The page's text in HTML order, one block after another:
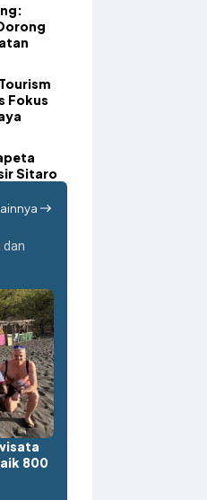
Fokus
Sitaro
dan
800